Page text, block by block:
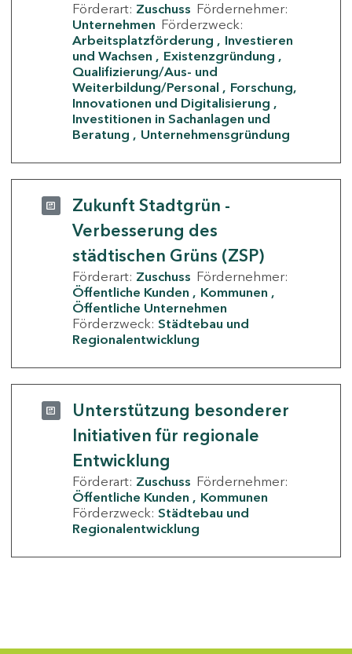
Förderart: Zuschuss Fördernehmer:
Unternehmen Förderzweck:
Arbeitsplatzförderung
Investieren
und Wachsen
Existenzgründung
Qualifizierung/Aus- und
Weiterbildung/Personal
Forschung,
Innovationen und Digitalisierung
Investitionen in Sachanlagen und
Beratung
Unternehmensgründung
Zukunft Stadtgrün -
Verbesserung des
städtischen Grüns (ZSP)
Förderart: Zuschuss Fördernehmer:
Öffentliche Kunden
Kommunen
Öffentliche Unternehmen
Förderzweck: Städtebau und
Regionalentwicklung
Unterstützung besonderer
Initiativen für regionale
Entwicklung
Förderart: Zuschuss Fördernehmer:
Öffentliche Kunden
Kommunen
Förderzweck: Städtebau und
Regionalentwicklung